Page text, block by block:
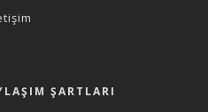
ŞARTLARI